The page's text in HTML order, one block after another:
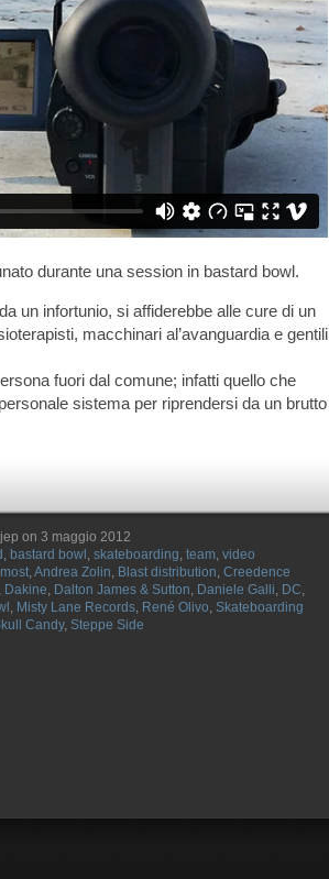
durante una session in bastard bowl.
un infortunio, si affiderebbe alle cure di un
macchinari al’avanguardia e gentili
fuori dal comune; infatti quello che
sistema per riprendersi da un brutto
on 3 maggio 2012
, bastard bowl , skateboarding, team, video
,Andrea Zolin, Blast distribution, Creedence
, Dakine, Dalton James & Sutton, Daniele Galli, DC,
, Misty Lane Records, René Olivo, Skateboarding
Candy, Steppe Side